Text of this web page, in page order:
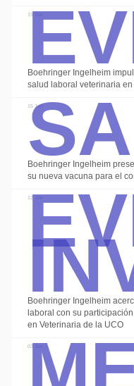
19 Jun
Boehringer Ingelheim
salud laboral veterinaria
15 Jun
Boehringer Ingelheim
su nueva vacuna para el
12 Jun
Boehringer Ingelheim
laboral con su
en Veterinaria de la UCO
03 Jun